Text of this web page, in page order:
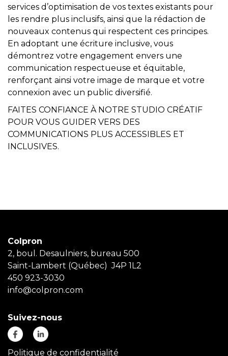
services d’optimisation de vos textes existants pour
les rendre plus inclusifs, ainsi que la rédaction de
nouveaux contenus qui respectent ces principes.
En adoptant une écriture inclusive, vous
démontrez votre engagement envers une
communication respectueuse et équitable,
renforçant ainsi votre image de marque et votre
connexion avec un public diversifié.
FAITES CONFIANCE À NOTRE STUDIO CRÉATIF
POUR VOUS GUIDER VERS DES
COMMUNICATIONS PLUS ACCESSIBLES ET
INCLUSIVES.
Colpron
2, boul. Desaulniers, bureau 500
Saint-Lambert (Québec) J4P 1L2
450 923-3030
info@colpron.com
Suivez-nous
Politique de confidentialité